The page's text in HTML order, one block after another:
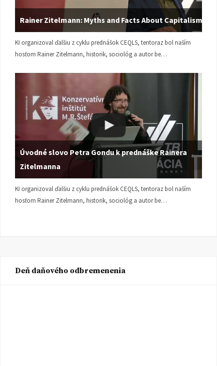
Rainer Zitelmann: Myths and Facts About Capitalism
KI organizoval ďalšiu z cyklu prednášok CEQLS, tentoraz bol naším
hosťom Rainer Zitelmann, historik, sociológ a autor be…
Úvodné slovo Petra Gondu k prednáške Rainera
Zitelmanna
KI organizoval ďalšiu z cyklu prednášok CEQLS, tentoraz bol naším
hosťom Rainer Zitelmann, historik, sociológ a autor be…
Deň daňového odbremenenia